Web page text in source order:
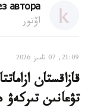
автора
اۆتور
21:09, 07 تامىز 2026
قازاقستان
تۋعانىن